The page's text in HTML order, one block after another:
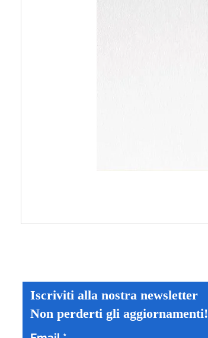
Iscriviti alla nostra newsletter
Non perderti gli aggiornamenti!